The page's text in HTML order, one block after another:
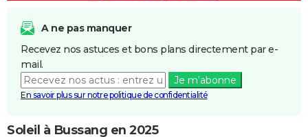
A ne pas manquer
Recevez nos astuces et bons plans directement par e-
mail.
Je m'abonne
En savoir plus sur notre politique de confidentialité
Soleil à Bussang en 2025